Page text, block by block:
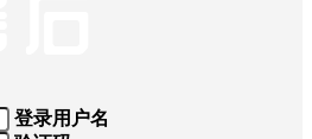
登录用户名